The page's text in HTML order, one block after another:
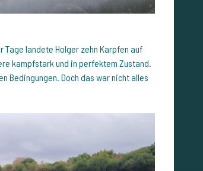
landete Holger zehn Karpfen auf
kampfstark und in perfektem Zustand.
Bedingungen. Doch das war nicht alles